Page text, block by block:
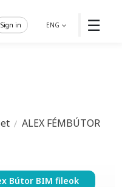
☰
ENG
Sign in
ALEX FÉMBÚTOR
Bútor BIM fileok